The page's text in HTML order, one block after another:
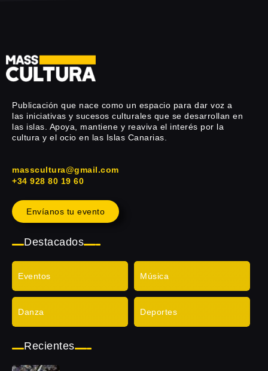
Publicación que nace como un espacio para dar voz a
las iniciativas y sucesos culturales que se desarrollan en
las islas. Apoya, mantiene y reaviva el interés por la
cultura y el ocio en las Islas Canarias.
masscultura@gmail.com
+34 928 80 19 60
Envíanos tu evento
Destacados
Eventos Música
Danza Deportes
Recientes